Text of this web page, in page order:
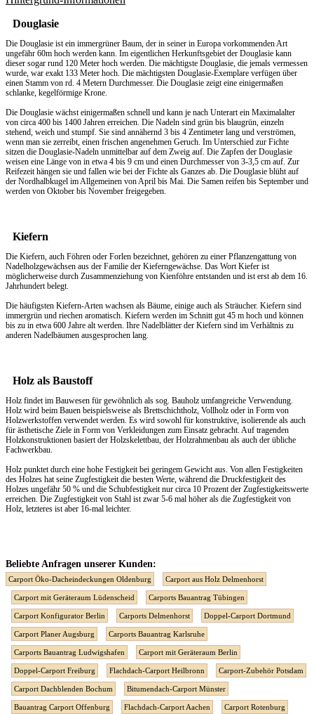
Douglasie
Die Douglasie ist ein immergrüner Baum, der in seiner in Europa vorkommenden Art
ungefähr 60m hoch werden kann. Im eigentlichen Herkunftsgebiet der Douglasie kann
dieser sogar rund 120 Meter hoch werden. Die mächtigste Douglasie, die jemals vermessen
wurde, war exakt 133 Meter hoch. Die mächtigsten Douglasie-Exemplare verfügen über
einen Stamm von rd. 4 Metern Durchmesser. Die Douglasie zeigt eine einigermaßen
schlanke, kegelförmige Krone.
Die Douglasie wächst einigermaßen schnell und kann je nach Unterart ein Maximalalter
von circa 400 bis 1400 Jahren erreichen. Die Nadeln sind grün bis blaugrün, einzeln
stehend, weich und stumpf. Sie sind annähernd 3 bis 4 Zentimeter lang und verströmen,
wenn man sie zerreibt, einen frischen angenehmen Geruch. Im Unterschied zur Fichte
sitzen die Douglasie-Nadeln unmittelbar auf dem Zweig auf. Die Zapfen der Douglasie
weisen eine Länge von in etwa 4 bis 9 cm und einen Durchmesser von 3-3,5 cm auf. Zur
Reifezeit hängen sie und fallen wie bei der Fichte als Ganzes ab. Die Douglasie blüht auf
der Nordhalbkugel im Allgemeinen von April bis Mai. Die Samen reifen bis September und
werden von Oktober bis November freigegeben.
Kiefern
Die Kiefern, auch Föhren oder Forlen bezeichnet, gehören zu einer Pflanzengattung von
Nadelholzgewächsen aus der Familie der Kieferngewächse. Das Wort Kiefer ist
möglicherweise durch Zusammenziehung von Kienföhre entstanden und ist erst ab dem 16.
Jahrhundert belegt.
Die häufigsten Kiefern-Arten wachsen als Bäume, einige auch als Sträucher. Kiefern sind
immergrün und riechen aromatisch. Kiefern werden im Schnitt gut 45 m hoch und können
bis zu in etwa 600 Jahre alt werden. Ihre Nadelblätter der Kiefern sind im Verhältnis zu
anderen Nadelbäumen ausgesprochen lang.
Holz als Baustoff
Holz findet im Bauwesen für gewöhnlich als sog. Bauholz umfangreiche Verwendung.
Holz wird beim Bauen beispielsweise als Brettschichtholz, Vollholz oder in Form von
Holzwerkstoffen verwendet werden. Es wird sowohl für konstruktive, isolierende als auch
für ästhetische Ziele in Form von Verkleidungen zum Einsatz gebracht. Auf tragenden
Holzkonstruktionen basiert der Holzskelettbau, der Holzrahmenbau als auch der übliche
Fachwerkbau.
Holz punktet durch eine hohe Festigkeit bei geringem Gewicht aus. Von allen Festigkeiten
des Holzes hat seine Zugfestigkeit die besten Werte, während die Druckfestigkeit des
Holzes ungefähr 50 % und die Schubfestigkeit nur circa 10 Prozent der Zugfestigkeitswerte
erreichen. Die Zugfestigkeit von Stahl ist zwar 5-6 mal höher als die Zugfestigkeit von
Holz, letzteres ist aber 16-mal leichter.
Beliebte Anfragen unserer Kunden:
Carport Öko-Dacheindeckungen Oldenburg Carport aus Holz Delmenhorst
Carport mit Geräteraum Lüdenscheid Carports Bauantrag Tübingen
Carport Konfigurator Berlin Carports Delmenhorst Doppel-Carport Dortmund
Carport Planer Augsburg Carports Bauantrag Karlsruhe
Carports Bauantrag Ludwigshafen Carport mit Geräteraum Berlin
Doppel-Carport Freiburg Flachdach-Carport Heilbronn Carport-Zubehör Potsdam
Carport Dachblenden Bochum Bitumendach-Carport Münster
Bauantrag Carport Offenburg Flachdach-Carport Aachen Carport Rotenburg